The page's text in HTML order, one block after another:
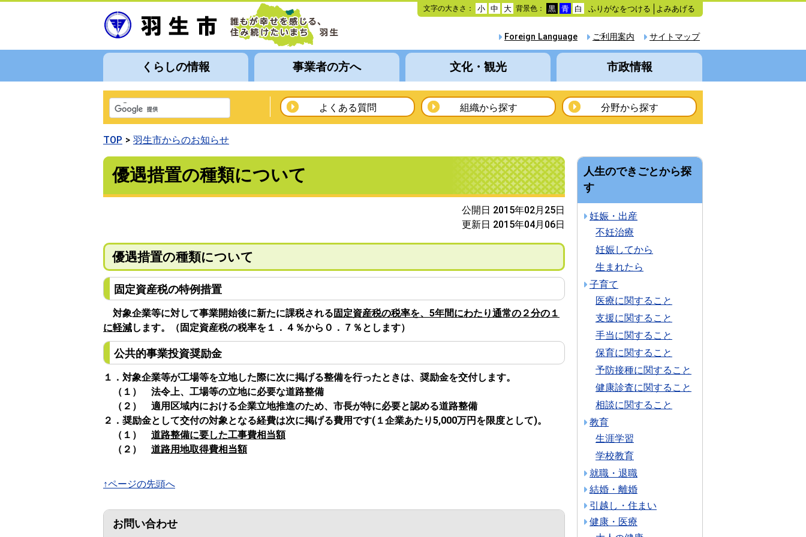
本
文
動
文字の大きさ： 小 中 大 背景色： 黒 青 白 ふりがなをつける よみあげる
サイトマップ
ご利用案内
Foreign Language
くらしの情報 事業者の方へ 文化・観光 市政情報
よくある質問 組織から探す 分野から探す
TOP 羽生市からのお知らせ
優遇措置の種類について
公開日 2015年02月25日
更新日 2015年04月06日
優遇措置の種類について
固定資産税の特例措置
対象企業等に対して事業開始後に新たに課税される 固定資産税の税率を、5年間にわたり通常の２分の１
に軽減します。（固定資産税の税率を１．４％から０．７％とします）
公共的事業投資奨励金
１．対象企業等が工場等を立地した際に次に掲げる整備を行ったときは、奨励金を交付します。
（１） 法令上、工場等の立地に必要な道路整備
（２） 適用区域内における企業立地推進のため、市長が特に必要と認める道路整備
２．奨励金として交付の対象となる経費は次に掲げる費用です(１企業あたり5,000万円を限度として)。
（１） 道路整備に要した工事費相当額
（２） 道路用地取得費相当額
↑ページの先頭へ
お問い合わせ
人生のできごとから探
す
妊娠・出産
不妊治療
妊娠してから
生まれたら
子育て
医療に関すること
支援に関すること
手当に関すること
保育に関すること
予防接種に関すること
健康診査に関すること
相談に関すること
教育
生涯学習
学校教育
就職・退職
結婚・離婚
引越し・住まい
健康・医療